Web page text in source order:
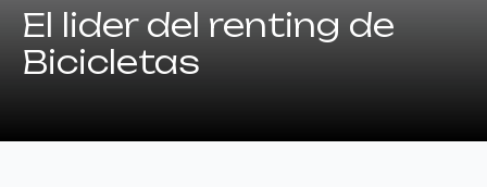
El lider del renting de
Bicicletas